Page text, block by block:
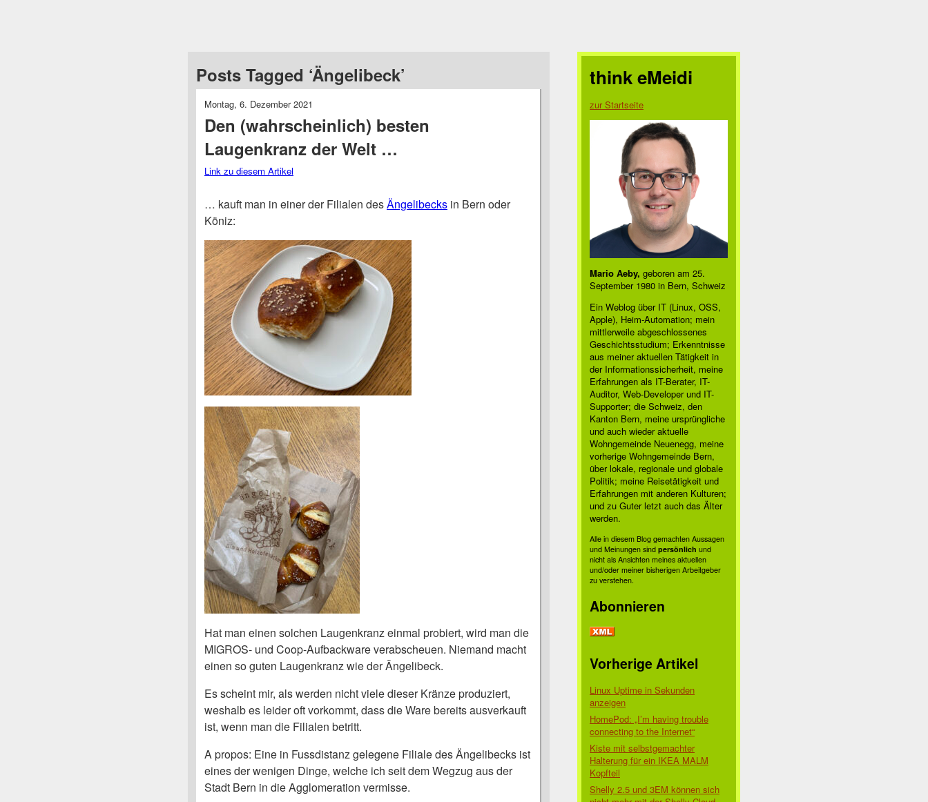
Posts Tagged ‘Ängelibeck’
Montag, 6. Dezember 2021
Den (wahrscheinlich) besten
Laugenkranz der Welt …
Link zu diesem Artikel
… kauft man in einer der Filialen desÄngelibecks in Bern oder
Köniz:
Hat man einen solchen Laugenkranz einmal probiert, wird man die
MIGROS- und Coop-Aufbackware verabscheuen. Niemand macht
einen so guten Laugenkranz wie der Ängelibeck.
Es scheint mir, als werden nicht viele dieser Kränze produziert,
weshalb es leider oft vorkommt, dass die Ware bereits ausverkauft
ist, wenn man die Filialen betritt.
A propos: Eine in Fussdistanz gelegene Filiale des Ängelibecks ist
eines der wenigen Dinge, welche ich seit dem Wegzug aus der
Stadt Bern in die Agglomeration vermisse.
think eMeidi
zur Startseite
Mario Aeby, geboren am 25.
September 1980 in Bern, Schweiz
Ein Weblog über IT (Linux, OSS,
Apple), Heim-Automation; mein
mittlerweile abgeschlossenes
Geschichtsstudium; Erkenntnisse
aus meiner aktuellen Tätigkeit in
der Informationssicherheit, meine
Erfahrungen als IT-Berater, IT-
Auditor, Web-Developer und IT-
Supporter; die Schweiz, den
Kanton Bern, meine ursprüngliche
und auch wieder aktuelle
Wohngemeinde Neuenegg, meine
vorherige Wohngemeinde Bern,
über lokale, regionale und globale
Politik; meine Reisetätigkeit und
Erfahrungen mit anderen Kulturen;
und zu Guter letzt auch das Älter
werden.
Alle in diesem Blog gemachten Aussagen
und Meinungen sind persönlich und
nicht als Ansichten meines aktuellen
und/oder meiner bisherigen Arbeitgeber
zu verstehen.
Abonnieren
Vorherige Artikel
Linux Uptime in Sekunden
anzeigen
HomePod: „I’m having trouble
connecting to the Internet“
Kiste mit selbstgemachter
Halterung für ein IKEA MALM
Kopfteil
Shelly 2.5 und 3EM können sich